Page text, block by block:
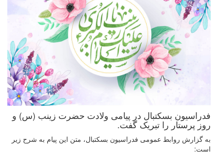
فدراسیون بسکتبال در پیامی ولادت حضرت زینب (س) و
روز پرستار را تبریک گفت.
به گزارش روابط عمومی فدراسیون بسکتبال، متن این پیام به شرح زیر
است: